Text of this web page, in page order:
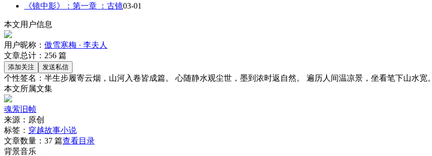
《镜中影》：第一章 ：古镜03-01
本文用户信息
用户昵称： 傲雪寒梅 · 李夫人
文章总计： 256 篇
个性签名： 半生步履寄云烟，山河入卷皆成篇。 心随静水观尘世，墨到浓时返自然。 遍历人间温凉景，坐看笔下山水宽。
本文所属文集
魂萦旧帧
来源： 原创
标签： 穿越故事小说
文章数量： 37 篇查看目录
背景音乐